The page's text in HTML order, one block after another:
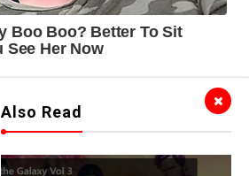
Also Read